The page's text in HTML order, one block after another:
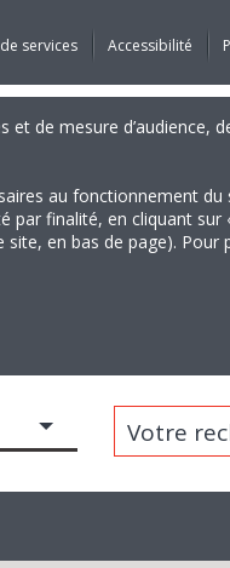
services Accessibilité
de mesure d’audience,
au fonctionnement
par finalité, en cliquant
en bas de page). Pour
Votre recherche